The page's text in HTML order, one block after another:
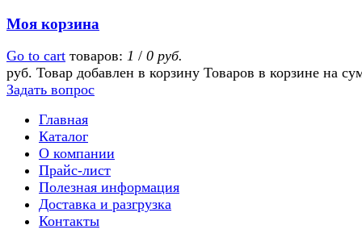
Моя корзина
Go to cart товаров: 1 / 0 руб.
руб. Товар добавлен в корзину Товаров в корзине на
Задать вопрос
Главная
Каталог
О компании
Прайс-лист
Полезная информация
Доставка и разгрузка
Контакты